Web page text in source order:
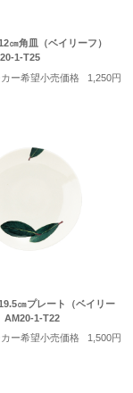
㎝角皿（ベイリーフ）
1-T25
カー希望小売価格
1,250円
㎝プレート（ベイリー
AM20-1-T22
カー希望小売価格
1,500円